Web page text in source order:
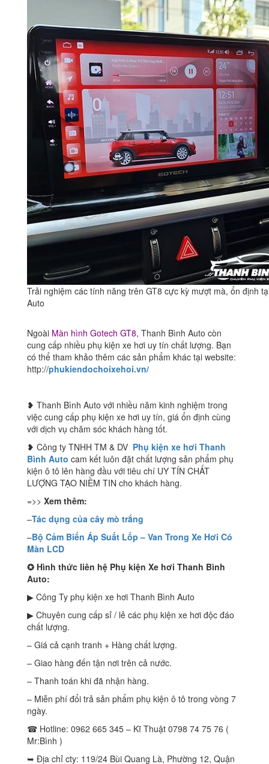
Trải nghiệm các tính năng trên GT8 cực kỳ mượt mà, ổn định
Auto
Ngoài Màn hình Gotech GT8, Thanh Bình Auto còn
cung cấp nhiều phụ kiện xe hơi uy tín chất lượng. Bạn
có thể tham khảo thêm các sản phẩm khác tại website:
http://phukiendochoixehoi.vn/
❥ Thanh Bình Auto với nhiều năm kinh nghiệm trong
việc cung cấp phụ kiện xe hơi uy tín, giá ổn định cùng
với dịch vụ chăm sóc khách hàng tốt.
❥ Công ty TNHH TM & DV Phụ kiện xe hơi Thanh
Bình Auto cam kết luôn đặt chất lượng sản phẩm phụ
kiện ô tô lên hàng đầu với tiêu chí UY TÍN CHẤT
LƯỢNG TẠO NIỀM TIN cho khách hàng.
=>> Xem thêm:
–Tác dụng của cây mò trắng
–Bộ Cảm Biến Áp Suất Lốp – Van Trong Xe Hơi Có
Màn LCD
✪ Hình thức liên hệ Phụ kiện Xe hơi Thanh Bình
Auto:
▶ Công Ty phụ kiện xe hơi Thanh Bình Auto
▶ Chuyên cung cấp sỉ / lẻ các phụ kiện xe hơi độc đáo
chất lượng.
– Giá cả cạnh tranh + Hàng chất lượng.
– Giao hàng đến tận nơi trên cả nước.
– Thanh toán khi đã nhận hàng.
– Miễn phí đổi trả sản phẩm phụ kiện ô tô trong vòng 7
ngày.
☎ Hotline: 0962 665 345 – Kĩ Thuật 0798 74 75 76 (
Mr:Bình )
➥ Địa chỉ cty: 119/24 Bùi Quang Là, Phường 12, Quận